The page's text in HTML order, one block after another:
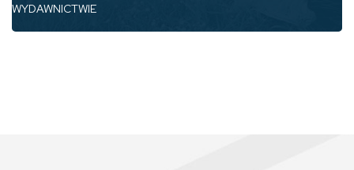
WYDAWNICTWIE